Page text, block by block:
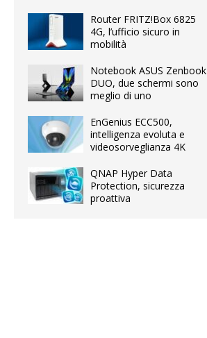
Router FRITZ!Box 6825
4G, l’ufficio sicuro in
mobilità
Notebook ASUS Zenbook
DUO, due schermi sono
meglio di uno
EnGenius ECC500,
intelligenza evoluta e
videosorveglianza 4K
QNAP Hyper Data
Protection, sicurezza
proattiva